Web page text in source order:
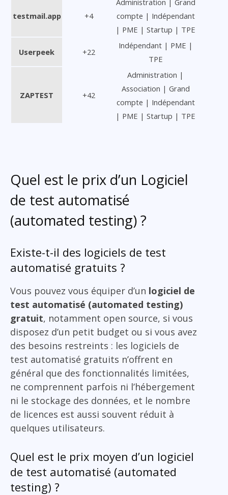
testmail.app +4
compte | Indépendant
| PME | Startup | TPE
Userpeek +22
Indépendant | PME |
TPE
ZAPTEST +42
Administration |
Association | Grand
compte | Indépendant
| PME | Startup | TPE
Quel est le prix d’un Logiciel
de test automatisé
(automated testing) ?
Existe-t-il des logiciels de test
automatisé gratuits ?
Vous pouvez vous équiper d’un logiciel de
test automatisé (automated testing)
gratuit, notamment open source, si vous
disposez d’un petit budget ou si vous avez
des besoins restreints : les logiciels de
test automatisé gratuits n’offrent en
général que des fonctionnalités limitées,
ne comprennent parfois ni l’hébergement
ni le stockage des données, et le nombre
de licences est aussi souvent réduit à
quelques utilisateurs.
Quel est le prix moyen d’un logiciel
de test automatisé (automated
testing) ?